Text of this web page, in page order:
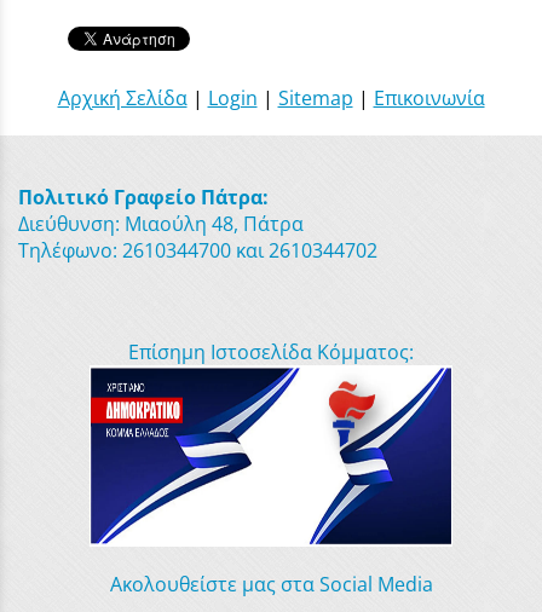
Αρχική Σελίδα| Login | Sitemap | Επικοινωνία
Πολιτικό Γραφείο Πάτρα:
Διεύθυνση: Μιαούλη 48, Πάτρα
Τηλέφωνο: 2610344700 και 2610344702
Επίσημη Ιστοσελίδα Κόμματος:
Ακολουθείστε μας στα Social Media